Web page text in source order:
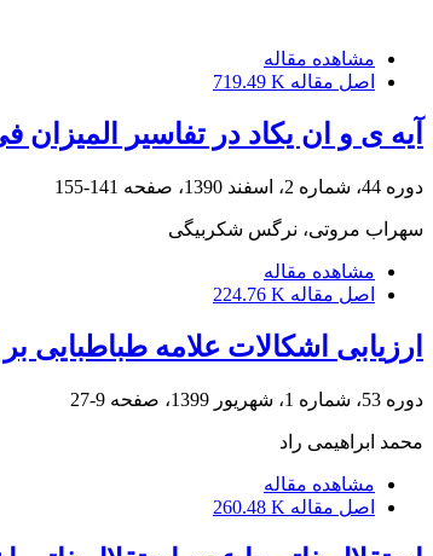
مشاهده مقاله
اصل مقاله 719.49 K
آیه ی و ان یکاد در تفاسیر
دوره 44، شماره 2، اسفند 1390، صفحه 141-155
سهراب مروتی، نرگس شکربیگی
مشاهده مقاله
اصل مقاله 224.76 K
ارزیابی اشکالات علامه طباطبایی
دوره 53، شماره 1، شهریور 1399، صفحه 9-27
محمد ابراهیمی راد
مشاهده مقاله
اصل مقاله 260.48 K